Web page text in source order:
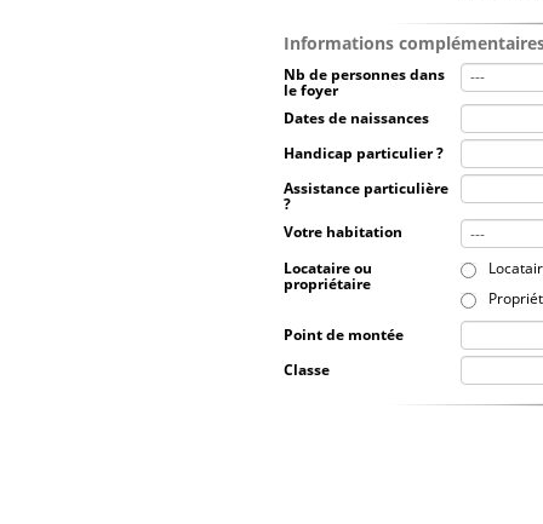
Informations
Nb de personnes dans
le foyer
Dates de naissances
Handicap particulier ?
Assistance particulière
?
Votre habitation
Locataire ou
propriétaire
Point de montée
Classe